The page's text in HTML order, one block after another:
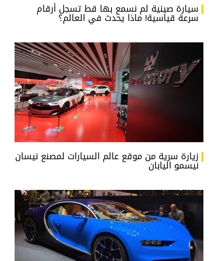
سيارة صينية لم نسمع بها قط تسجل أرقام
سرعة قياسية! ماذا يحدث في العالم؟
زيارة سرية من موقع عالم السيارات لمصنع نيسان
نيسمو اليابان